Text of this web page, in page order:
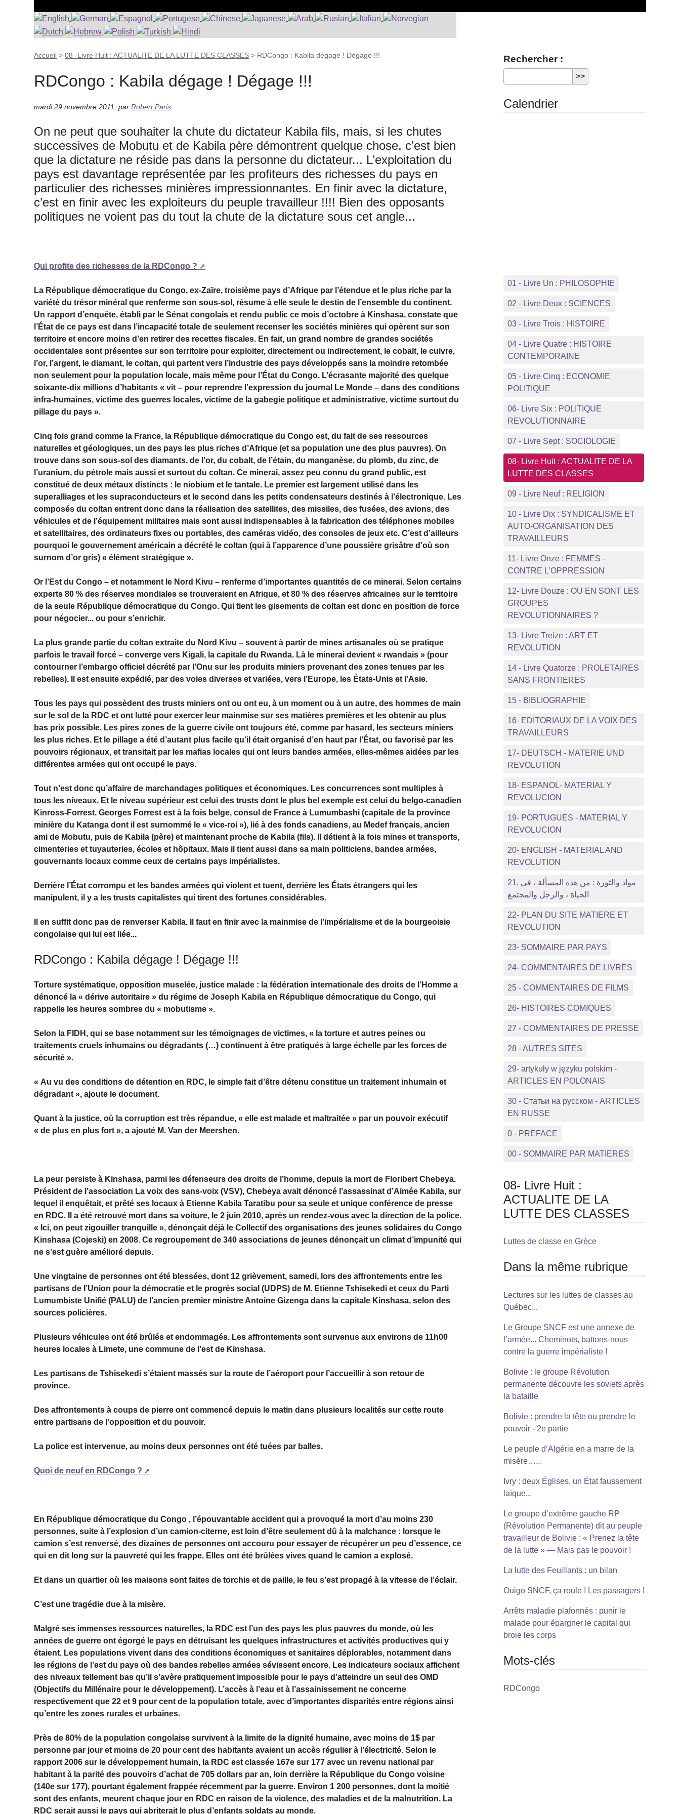
Accueil >08- Livre Huit : ACTUALITE DE LA LUTTE DES CLASSES > RDCongo : Kabila dégage ! Dégage !!!
RDCongo : Kabila dégage ! Dégage !!!
mardi 29 novembre 2011 ,parRobert Paris
On ne peut que souhaiter la chute du dictateur Kabila fils, mais, si les chutes
successives de Mobutu et de Kabila père démontrent quelque chose, c’est bien
que la dictature ne réside pas dans la personne du dictateur... L’exploitation du
pays est davantage représentée par les profiteurs des richesses du pays en
particulier des richesses minières impressionnantes. En finir avec la dictature,
c’est en finir avec les exploiteurs du peuple travailleur !!!! Bien des opposants
politiques ne voient pas du tout la chute de la dictature sous cet angle...
Qui profite des richesses de la RDCongo ?
La République démocratique du Congo, ex-Zaïre, troisième pays d’Afrique par l’étendue et le plus riche par la
variété du trésor minéral que renferme son sous-sol, résume à elle seule le destin de l’ensemble du continent.
Un rapport d’enquête, établi par le Sénat congolais et rendu public ce mois d’octobre à Kinshasa, constate que
l’État de ce pays est dans l’incapacité totale de seulement recenser les sociétés minières qui opèrent sur son
territoire et encore moins d’en retirer des recettes fiscales. En fait, un grand nombre de grandes sociétés
occidentales sont présentes sur son territoire pour exploiter, directement ou indirectement, le cobalt, le cuivre,
l’or, l’argent, le diamant, le coltan, qui partent vers l’industrie des pays développés sans la moindre retombée
non seulement pour la population locale, mais même pour l’État du Congo. L’écrasante majorité des quelque
soixante-dix millions d’habitants « vit – pour reprendre l’expression du journal Le Monde – dans des conditions
infra-humaines, victime des guerres locales, victime de la gabegie politique et administrative, victime surtout du
pillage du pays ».
Cinq fois grand comme la France, la République démocratique du Congo est, du fait de ses ressources
naturelles et géologiques, un des pays les plus riches d’Afrique (et sa population une des plus pauvres). On
trouve dans son sous-sol des diamants, de l’or, du cobalt, de l’étain, du manganèse, du plomb, du zinc, de
l’uranium, du pétrole mais aussi et surtout du coltan. Ce minerai, assez peu connu du grand public, est
constitué de deux métaux distincts : le niobium et le tantale. Le premier est largement utilisé dans les
superalliages et les supraconducteurs et le second dans les petits condensateurs destinés à l’électronique. Les
composés du coltan entrent donc dans la réalisation des satellites, des missiles, des fusées, des avions, des
véhicules et de l’équipement militaires mais sont aussi indispensables à la fabrication des téléphones mobiles
et satellitaires, des ordinateurs fixes ou portables, des caméras vidéo, des consoles de jeux etc. C’est d’ailleurs
pourquoi le gouvernement américain a décrété le coltan (qui à l’apparence d’une poussière grisâtre d’où son
surnom d’or gris) « élément stratégique ».
Or l’Est du Congo – et notamment le Nord Kivu – renferme d’importantes quantités de ce minerai. Selon certains
experts 80 % des réserves mondiales se trouveraient en Afrique, et 80 % des réserves africaines sur le territoire
de la seule République démocratique du Congo. Qui tient les gisements de coltan est donc en position de force
pour négocier... ou pour s’enrichir.
La plus grande partie du coltan extraite du Nord Kivu – souvent à partir de mines artisanales où se pratique
parfois le travail forcé – converge vers Kigali, la capitale du Rwanda. Là le minerai devient « rwandais » (pour
contourner l’embargo officiel décrété par l’Onu sur les produits miniers provenant des zones tenues par les
rebelles). Il est ensuite expédié, par des voies diverses et variées, vers l’Europe, les États-Unis et l’Asie.
Tous les pays qui possèdent des trusts miniers ont ou ont eu, à un moment ou à un autre, des hommes de main
sur le sol de la RDC et ont lutté pour exercer leur mainmise sur ses matières premières et les obtenir au plus
bas prix possible. Les pires zones de la guerre civile ont toujours été, comme par hasard, les secteurs miniers
les plus riches. Et le pillage a été d’autant plus facile qu’il était organisé d’en haut par l’État, ou favorisé par les
pouvoirs régionaux, et transitait par les mafias locales qui ont leurs bandes armées, elles-mêmes aidées par les
différentes armées qui ont occupé le pays.
Tout n’est donc qu’affaire de marchandages politiques et économiques. Les concurrences sont multiples à
tous les niveaux. Et le niveau supérieur est celui des trusts dont le plus bel exemple est celui du belgo-canadien
Kinross-Forrest. Georges Forrest est à la fois belge, consul de France à Lumumbashi (capitale de la province
minière du Katanga dont il est surnommé le « vice-roi »), lié à des fonds canadiens, au Medef français, ancien
ami de Mobutu, puis de Kabila (père) et maintenant proche de Kabila (fils). Il détient à la fois mines et transports,
cimenteries et tuyauteries, écoles et hôpitaux. Mais il tient aussi dans sa main politiciens, bandes armées,
gouvernants locaux comme ceux de certains pays impérialistes.
Derrière l’État corrompu et les bandes armées qui violent et tuent, derrière les États étrangers qui les
manipulent, il y a les trusts capitalistes qui tirent des fortunes considérables.
Il en suffit donc pas de renverser Kabila. Il faut en finir avec la mainmise de l’impérialisme et de la bourgeoisie
congolaise qui lui est liée...
RDCongo : Kabila dégage ! Dégage !!!
Torture systématique, opposition muselée, justice malade : la fédération internationale des droits de l’Homme a
dénoncé la « dérive autoritaire » du régime de Joseph Kabila en République démocratique du Congo, qui
rappelle les heures sombres du « mobutisme ».
Selon la FIDH, qui se base notamment sur les témoignages de victimes, « la torture et autres peines ou
traitements cruels inhumains ou dégradants (…) continuent à être pratiqués à large échelle par les forces de
sécurité ».
« Au vu des conditions de détention en RDC, le simple fait d’être détenu constitue un traitement inhumain et
dégradant », ajoute le document.
Quant à la justice, où la corruption est très répandue, « elle est malade et maltraitée » par un pouvoir exécutif
« de plus en plus fort », a ajouté M. Van der Meershen.
La peur persiste à Kinshasa, parmi les défenseurs des droits de l’homme, depuis la mort de Floribert Chebeya.
Président de l’association La voix des sans-voix (VSV), Chebeya avait dénoncé l’assassinat d’Aimée Kabila, sur
lequel il enquêtait, et prêté ses locaux à Etienne Kabila Taratibu pour sa seule et unique conférence de presse
en RDC. Il a été retrouvé mort dans sa voiture, le 2 juin 2010, après un rendez-vous avec la direction de la police.
« Ici, on peut zigouiller tranquille », dénonçait déjà le Collectif des organisations des jeunes solidaires du Congo
Kinshasa (Cojeski) en 2008. Ce regroupement de 340 associations de jeunes dénonçait un climat d’impunité qui
ne s’est guère amélioré depuis.
Une vingtaine de personnes ont été blessées, dont 12 grièvement, samedi, lors des affrontements entre les
partisans de l’Union pour la démocratie et le progrès social (UDPS) de M. Etienne Tshisekedi et ceux du Parti
Lumumbiste Unifié (PALU) de l’ancien premier ministre Antoine Gizenga dans la capitale Kinshasa, selon des
sources policières.
Plusieurs véhicules ont été brûlés et endommagés. Les affrontements sont survenus aux environs de 11h00
heures locales à Limete, une commune de l’est de Kinshasa.
Les partisans de Tshisekedi s’étaient massés sur la route de l’aéroport pour l’accueillir à son retour de
province.
Des affrontements à coups de pierre ont commencé depuis le matin dans plusieurs localités sur cette route
entre partisans de l’opposition et du pouvoir.
La police est intervenue, au moins deux personnes ont été tuées par balles.
Quoi de neuf en RDCongo ?
En République démocratique du Congo , l’épouvantable accident qui a provoqué la mort d’au moins 230
personnes, suite à l’explosion d’un camion-citerne, est loin d’être seulement dû à la malchance : lorsque le
camion s’est renversé, des dizaines de personnes ont accouru pour essayer de récupérer un peu d’essence, ce
qui en dit long sur la pauvreté qui les frappe. Elles ont été brûlées vives quand le camion a explosé.
Et dans un quartier où les maisons sont faites de torchis et de paille, le feu s’est propagé à la vitesse de l’éclair.
C’est une tragédie due à la misère.
Malgré ses immenses ressources naturelles, la RDC est l’un des pays les plus pauvres du monde, où les
années de guerre ont égorgé le pays en détruisant les quelques infrastructures et activités productives qui y
étaient. Les populations vivent dans des conditions économiques et sanitaires déplorables, notamment dans
les régions de l’est du pays où des bandes rebelles armées sévissent encore. Les indicateurs sociaux affichent
des niveaux tellement bas qu’il s’avère pratiquement impossible pour le pays d’atteindre un seul des OMD
(Objectifs du Millénaire pour le développement). L’accès à l’eau et à l’assainissement ne concerne
respectivement que 22 et 9 pour cent de la population totale, avec d’importantes disparités entre régions ainsi
qu’entre les zones rurales et urbaines.
Près de 80% de la population congolaise survivent à la limite de la dignité humaine, avec moins de 1$ par
personne par jour et moins de 20 pour cent des habitants avaient un accès régulier à l’électricité. Selon le
rapport 2006 sur le développement humain, la RDC est classée 167e sur 177 avec un revenu national par
habitant à la parité des pouvoirs d’achat de 705 dollars par an, loin derrière la République du Congo voisine
(140e sur 177), pourtant également frappée récemment par la guerre. Environ 1 200 personnes, dont la moitié
sont des enfants, meurent chaque jour en RDC en raison de la violence, des maladies et de la malnutrition. La
RDC serait aussi le pays qui abriterait le plus d’enfants soldats au monde.
Rechercher :
Calendrier
01 - Livre Un : PHILOSOPHIE
02 - Livre Deux : SCIENCES
03 - Livre Trois : HISTOIRE
04 - Livre Quatre : HISTOIRE
CONTEMPORAINE
05 - Livre Cinq : ECONOMIE
POLITIQUE
06- Livre Six : POLITIQUE
REVOLUTIONNAIRE
07 - Livre Sept : SOCIOLOGIE
08- Livre Huit : ACTUALITE DE LA
LUTTE DES CLASSES
09 - Livre Neuf : RELIGION
10 - Livre Dix : SYNDICALISME ET
AUTO-ORGANISATION DES
TRAVAILLEURS
11- Livre Onze : FEMMES -
CONTRE L’OPPRESSION
12- Livre Douze : OU EN SONT LES
GROUPES
REVOLUTIONNAIRES ?
13- Livre Treize : ART ET
REVOLUTION
14 - Livre Quatorze : PROLETAIRES
SANS FRONTIERES
15 - BIBLIOGRAPHIE
16- EDITORIAUX DE LA VOIX DES
TRAVAILLEURS
17- DEUTSCH - MATERIE UND
REVOLUTION
18- ESPANOL- MATERIAL Y
REVOLUCION
19- PORTUGUES - MATERIAL Y
REVOLUCION
20- ENGLISH - MATERIAL AND
REVOLUTION
21, مواد والثورة : من هذه المسألة ، في
الحياة ، والرجل والمجتمع
22- PLAN DU SITE MATIERE ET
REVOLUTION
23- SOMMAIRE PAR PAYS
24- COMMENTAIRES DE LIVRES
25 - COMMENTAIRES DE FILMS
26- HISTOIRES COMIQUES
27 - COMMENTAIRES DE PRESSE
28 - AUTRES SITES
29- artykuły w języku polskim -
ARTICLES EN POLONAIS
30 - Статьи на русском - ARTICLES
EN RUSSE
0 - PREFACE
00 - SOMMAIRE PAR MATIERES
08- Livre Huit :
ACTUALITE DE LA
LUTTE DES CLASSES
Luttes de classe en Grèce
Dans la même rubrique
Lectures sur les luttes de classes au
Québec...
Le Groupe SNCF est une annexe de
l’armée... Cheminots, battons-nous
contre la guerre impérialiste !
Bolivie : le groupe Révolution
permanente découvre les soviets après
la bataille
Bolivie : prendre la tête ou prendre le
pouvoir - 2e partie
Le peuple d’Algérie en a marre de la
misère…...
Ivry : deux Églises, un État faussement
laïque...
Le groupe d’extrême gauche RP
(Révolution Permanente) dit au peuple
travailleur de Bolivie : « Prenez la tête
de la lutte » — Mais pas le pouvoir !
La lutte des Feuillants : un bilan
Ouigo SNCF, ça roule ! Les passagers !
Arrêts maladie plafonnés : punir le
malade pour épargner le capital qui
broie les corps
Mots-clés
RDCongo